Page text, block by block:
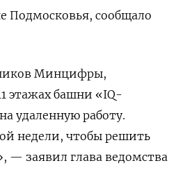
Подмосковья, сообщало
Минцифры,
этажах башни «IQ-
удаленную работу.
недели, чтобы решить
— заявил глава ведомства